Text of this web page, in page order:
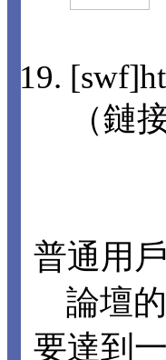
（鏈
普通用
論壇的
要達到